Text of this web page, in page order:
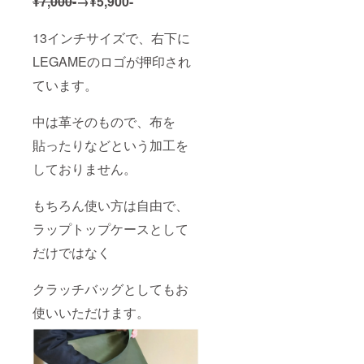
13インチサイズで、右下に
LEGAMEのロゴが押印され
ています。
中は革そのもので、布を
貼ったりなどという加工を
しておりません。
もちろん使い方は自由で、
ラップトップケースとして
だけではなく
クラッチバッグとしてもお
使いいただけます。